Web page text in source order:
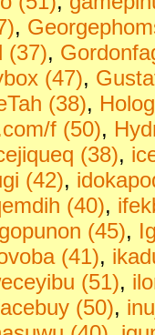
,
(37),
(47),
(38),
f (50),
(38),
(42),
(40),
(45),
(41),
(51),
(50),